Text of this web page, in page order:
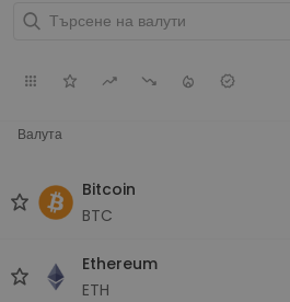
Валута
Bitcoin
BTC
Ethereum
ETH